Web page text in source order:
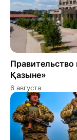
Қазыне»
6 августа